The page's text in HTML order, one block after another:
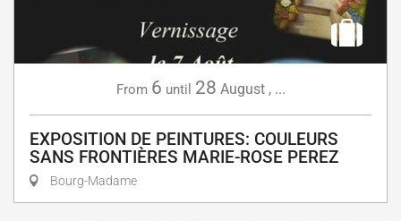
From 6 until 28 August, ...
EXPOSITION DE PEINTURES: COULEURS
SANS FRONTIÈRES MARIE-ROSE PEREZ
Bourg-Madame